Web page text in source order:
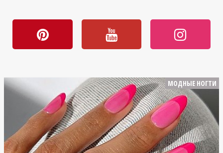
МОДНЫЕ НОГТИ